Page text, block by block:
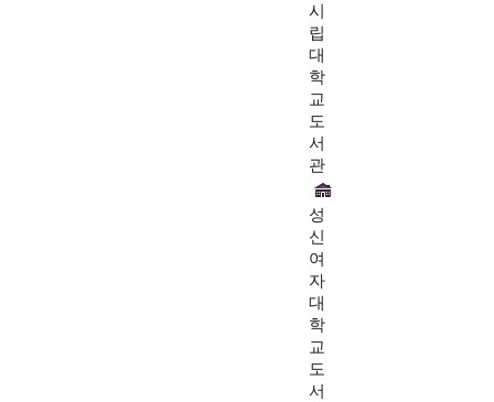
시
립
대
학
교
도
서
관
성
신
여
자
대
학
교
도
서